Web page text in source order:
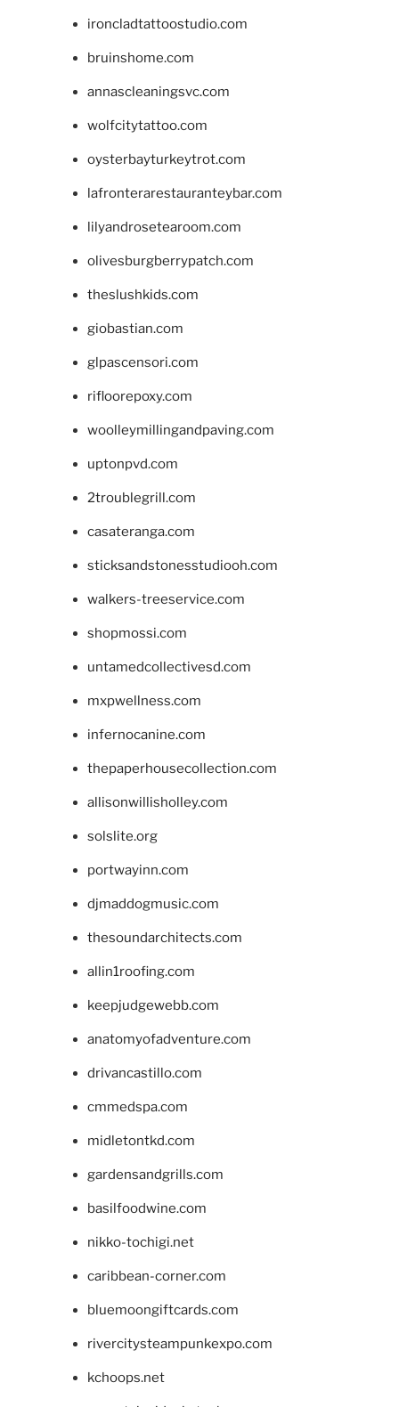
ironcladtattoostudio.com
bruinshome.com
annascleaningsvc.com
wolfcitytattoo.com
oysterbayturkeytrot.com
lafronterarestauranteybar.com
lilyandrosetearoom.com
olivesburgberrypatch.com
theslushkids.com
giobastian.com
glpascensori.com
rifloorepoxy.com
woolleymillingandpaving.com
uptonpvd.com
2troublegrill.com
casateranga.com
sticksandstonesstudiooh.com
walkers-treeservice.com
shopmossi.com
untamedcollectivesd.com
mxpwellness.com
infernocanine.com
thepaperhousecollection.com
allisonwillisholley.com
solslite.org
portwayinn.com
djmaddogmusic.com
thesoundarchitects.com
allin1roofing.com
keepjudgewebb.com
anatomyofadventure.com
drivancastillo.com
cmmedspa.com
midletontkd.com
gardensandgrills.com
basilfoodwine.com
nikko-tochigi.net
caribbean-corner.com
bluemoongiftcards.com
rivercitysteampunkexpo.com
kchoops.net